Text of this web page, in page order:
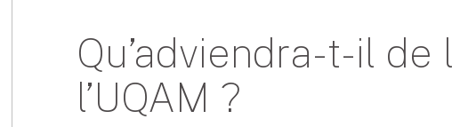
Qu’adviendra-t-il
l’UQAM ?